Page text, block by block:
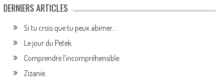
DERNIERS ARTICLES
Si tu crois que tu peux abimer…
Le jour du Petek.
Comprendre l’incompréhensible.
Zizanie.